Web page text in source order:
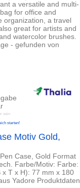
a versatile and multi-
for office and
organization, a travel
great for artists and
watercolor brushes.
- gefunden von
sein
starten!
Motiv Gold,
Case, Gold Format
Farbe/Motiv: Farbe:
T x H): 77 mm x 180
Yadore Produktdaten